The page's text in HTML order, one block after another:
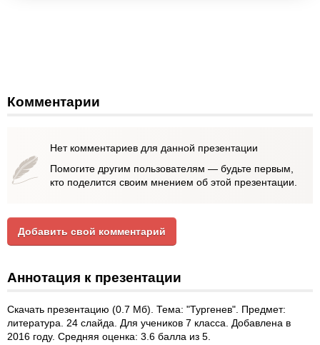
Комментарии
Нет комментариев для данной презентации
Помогите другим пользователям — будьте первым,
кто поделится своим мнением об этой презентации.
Добавить свой комментарий
Аннотация к презентации
Скачать презентацию (0.7 Мб). Тема: "Тургенев". Предмет:
литература. 24 слайда. Для учеников 7 класса. Добавлена в
2016 году. Средняя оценка: 3.6 балла из 5.